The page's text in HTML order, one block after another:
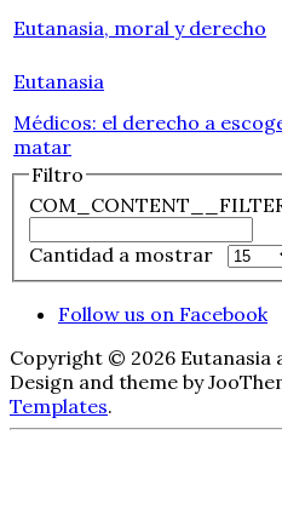
Eutanasia, moral y derecho
Eutanasia
Médicos: el derecho a
matar
Filtro
Cantidad a mostrar
Follow us on Facebook
Copyright © 2026 Eutanasia
Design and theme by
Templates.